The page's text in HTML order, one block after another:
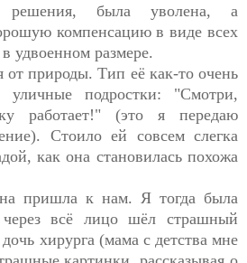
решения, была уволена, а
компенсацию в виде всех
удвоенном размере.
от природы. Тип её как-то очень
уличные подростки: "Смотри,
работает!" (это я передаю
Стоило ей совсем слегка
как она становилась похожа
пришла к нам. Я тогда была
всё лицо шёл страшный
хирурга (мама с детства мне